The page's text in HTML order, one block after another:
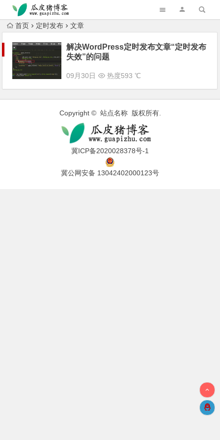
跳转到主内容
首页 定时发布 文章
解决WordPress定时发布文章“定时发布
失效”的问题
09月30日 热度593 ℃
Copyright © 站点名称 版权所有.
冀ICP备2020028378号-1
冀公网安备 13042402000123号